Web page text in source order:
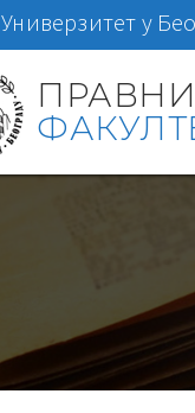
Универзитет у
ПРАВНИ